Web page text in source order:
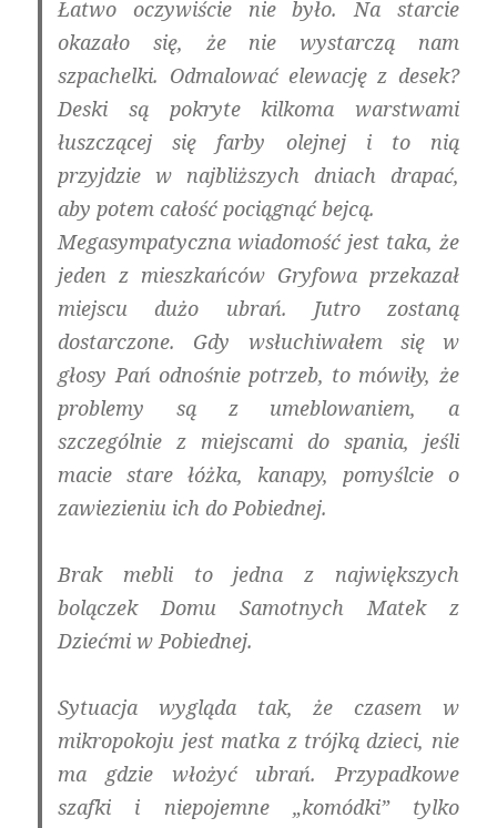
Łatwo oczywiście nie było. Na starcie
okazało się, że nie wystarczą nam
szpachelki. Odmalować elewację z desek?
Deski są pokryte kilkoma warstwami
łuszczącej się farby olejnej i to nią
przyjdzie w najbliższych dniach drapać,
aby potem całość pociągnąć bejcą.
Megasympatyczna wiadomość jest taka, że
jeden z mieszkańców Gryfowa przekazał
miejscu dużo ubrań. Jutro zostaną
dostarczone. Gdy wsłuchiwałem się w
głosy Pań odnośnie potrzeb, to mówiły, że
problemy są z umeblowaniem, a
szczególnie z miejscami do spania, jeśli
macie stare łóżka, kanapy, pomyślcie o
zawiezieniu ich do Pobiednej.
Brak mebli to jedna z największych
bolączek Domu Samotnych Matek z
Dziećmi w Pobiednej.
Sytuacja wygląda tak, że czasem w
mikropokoju jest matka z trójką dzieci, nie
ma gdzie włożyć ubrań. Przypadkowe
szafki i niepojemne „komódki” tylko